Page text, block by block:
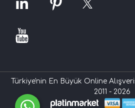
Türkiye'nin En Büyük Online
2011 - 2026